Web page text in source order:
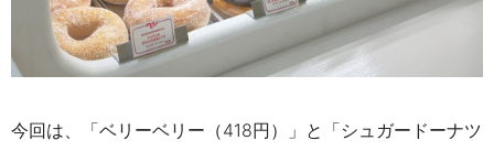
今回は、「ベリーベリー（418円）」と「シュガードーナツ